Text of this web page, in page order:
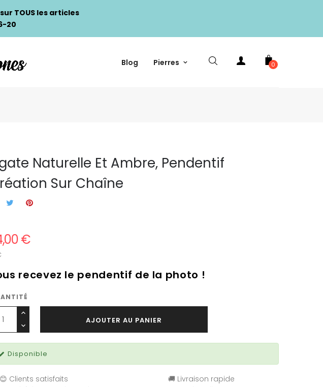
sur TOUS les articles
20
Blog Pierres 0
Naturelle Et Ambre, Pendentif
Sur Chaîne
€
recevez le pendentif de la photo !
AJOUTER AU PANIER
Disponible
😊 Clients satisfaits
🚚 Livraison rapide